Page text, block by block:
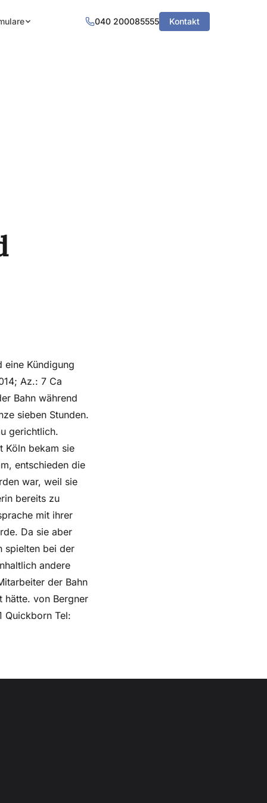
040 200085555 Kontakt
eine Kündigung
Az.: 7 Ca
Bahn während
sieben Stunden.
gerichtlich.
Köln bekam sie
entschieden die
war, weil sie
bereits zu
mit ihrer
Da sie aber
spielten bei der
andere
der Bahn
hätte. von Bergner
Quickborn Tel: